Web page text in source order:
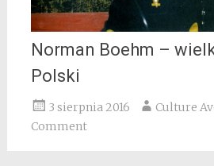
Norman Boehm –
Polski
3 sierpnia 2016 Culture
Comment